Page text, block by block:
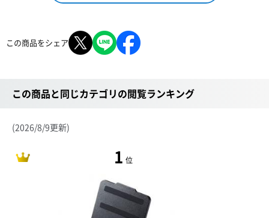
この商品をシェア
この商品と同じカテゴリの閲覧ランキング
(2026/8/9更新)
1 位